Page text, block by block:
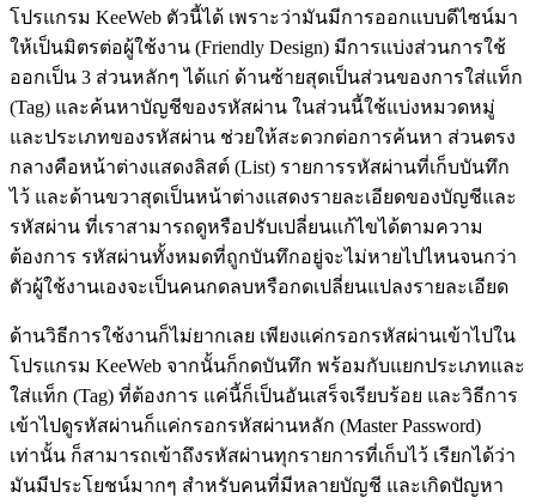
โปรแกรม KeeWeb ตัวนี้ได้ เพราะว่ามันมีการออกแบบดีไซน์มา
ให้เป็นมิตรต่อผู้ใช้งาน (Friendly Design) มีการแบ่งส่วนการใช้
ออกเป็น 3 ส่วนหลักๆ ได้แก่ ด้านซ้ายสุดเป็นส่วนของการใส่แท็ก
(Tag) และค้นหาบัญชีของรหัสผ่าน ในส่วนนี้ใช้แบ่งหมวดหมู่
และประเภทของรหัสผ่าน ช่วยให้สะดวกต่อการค้นหา ส่วนตรง
กลางคือหน้าต่างแสดงลิสต์ (List) รายการรหัสผ่านที่เก็บบันทึก
ไว้ และด้านขวาสุดเป็นหน้าต่างแสดงรายละเอียดของบัญชีและ
รหัสผ่าน ที่เราสามารถดูหรือปรับเปลี่ยนแก้ไขได้ตามความ
ต้องการ รหัสผ่านทั้งหมดที่ถูกบันทึกอยู่จะไม่หายไปไหนจนกว่า
ตัวผู้ใช้งานเองจะเป็นคนกดลบหรือกดเปลี่ยนแปลงรายละเอียด
ด้านวิธีการใช้งานก็ไม่ยากเลย เพียงแค่กรอกรหัสผ่านเข้าไปใน
โปรแกรม KeeWeb จากนั้นก็กดบันทึก พร้อมกับแยกประเภทและ
ใส่แท็ก (Tag) ที่ต้องการ แค่นี้ก็เป็นอันเสร็จเรียบร้อย และวิธีการ
เข้าไปดูรหัสผ่านก็แค่กรอกรหัสผ่านหลัก (Master Password)
เท่านั้น ก็สามารถเข้าถึงรหัสผ่านทุกรายการที่เก็บไว้ เรียกได้ว่า
มันมีประโยชน์มากๆ สำหรับคนที่มีหลายบัญชี และเกิดปัญหา